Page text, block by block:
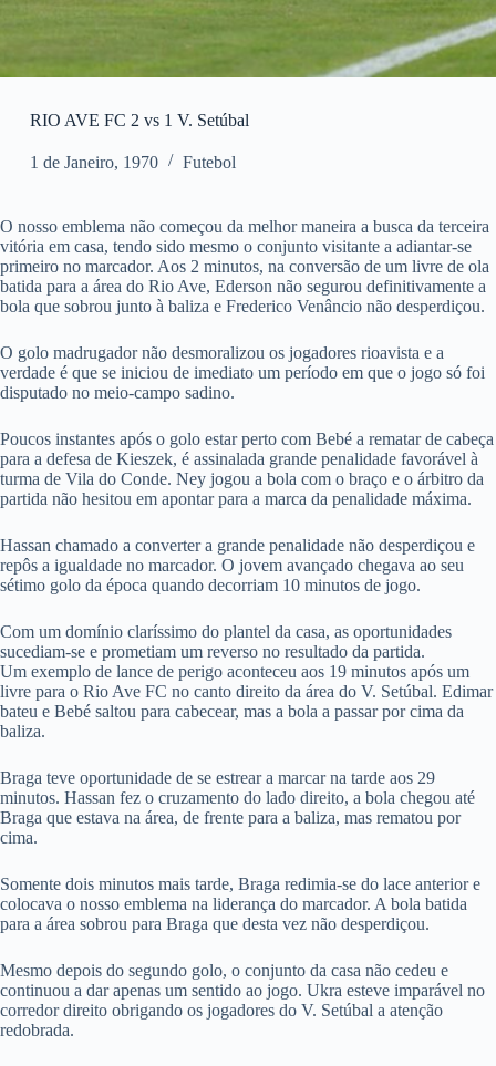
RIO AVE FC 2 vs 1 V. Setúbal
1 de Janeiro, 1970 Futebol
O nosso emblema não começou da melhor maneira a busca da terceira
vitória em casa, tendo sido mesmo o conjunto visitante a adiantar-se
primeiro no marcador. Aos 2 minutos, na conversão de um livre de ola
batida para a área do Rio Ave, Ederson não segurou definitivamente a
bola que sobrou junto à baliza e Frederico Venâncio não desperdiçou.
O golo madrugador não desmoralizou os jogadores rioavista e a
verdade é que se iniciou de imediato um período em que o jogo só foi
disputado no meio-campo sadino.
Poucos instantes após o golo estar perto com Bebé a rematar de cabeça
para a defesa de Kieszek, é assinalada grande penalidade favorável à
turma de Vila do Conde. Ney jogou a bola com o braço e o árbitro da
partida não hesitou em apontar para a marca da penalidade máxima.
Hassan chamado a converter a grande penalidade não desperdiçou e
repôs a igualdade no marcador. O jovem avançado chegava ao seu
sétimo golo da época quando decorriam 10 minutos de jogo.
Com um domínio claríssimo do plantel da casa, as oportunidades
sucediam-se e prometiam um reverso no resultado da partida.
Um exemplo de lance de perigo aconteceu aos 19 minutos após um
livre para o Rio Ave FC no canto direito da área do V. Setúbal. Edimar
bateu e Bebé saltou para cabecear, mas a bola a passar por cima da
baliza.
Braga teve oportunidade de se estrear a marcar na tarde aos 29
minutos. Hassan fez o cruzamento do lado direito, a bola chegou até
Braga que estava na área, de frente para a baliza, mas rematou por
cima.
Somente dois minutos mais tarde, Braga redimia-se do lace anterior e
colocava o nosso emblema na liderança do marcador. A bola batida
para a área sobrou para Braga que desta vez não desperdiçou.
Mesmo depois do segundo golo, o conjunto da casa não cedeu e
continuou a dar apenas um sentido ao jogo. Ukra esteve imparável no
corredor direito obrigando os jogadores do V. Setúbal a atenção
redobrada.